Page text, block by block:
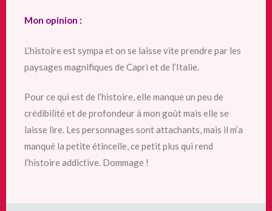
Mon opinion :
L’histoire est sympa et on se laisse vite prendre par les
paysages magnifiques de Capri et de l’Italie.
Pour ce qui est de l’histoire, elle manque un peu de
crédibilité et de profondeur à mon goût mais elle se
laisse lire. Les personnages sont attachants, mais il m’a
manqué la petite étincelle, ce petit plus qui rend
l’histoire addictive. Dommage !